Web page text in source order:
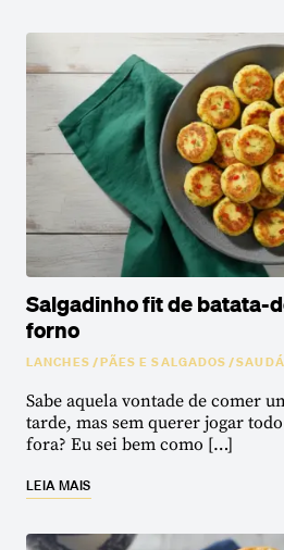
Salgadinho fit de batata-
forno
LANCHES/PÃES E SALGADOS/
Sabe aquela vontade de comer
tarde, mas sem querer jogar
fora? Eu sei bem como […]
LEIA MAIS